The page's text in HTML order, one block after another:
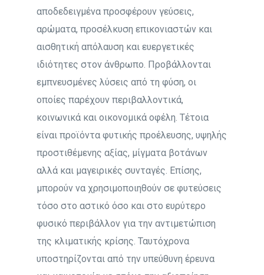
αποδεδειγμένα προσφέρουν γεύσεις,
αρώματα, προσέλκυση επικονιαστών και
αισθητική απόλαυση και ευεργετικές
ιδιότητες στον άνθρωπο. Προβάλλονται
εμπνευσμένες λύσεις από τη φύση, οι
οποίες παρέχουν περιβαλλοντικά,
κοινωνικά και οικονομικά οφέλη. Τέτοια
είναι προϊόντα φυτικής προέλευσης, υψηλής
προστιθέμενης αξίας, μίγματα βοτάνων
αλλά και μαγειρικές συνταγές. Επίσης,
μπορούν να χρησιμοποιηθούν σε φυτεύσεις
τόσο στο αστικό όσο και στο ευρύτερο
φυσικό περιβάλλον για την αντιμετώπιση
της κλιματικής κρίσης. Ταυτόχρονα
υποστηρίζονται από την υπεύθυνη έρευνα